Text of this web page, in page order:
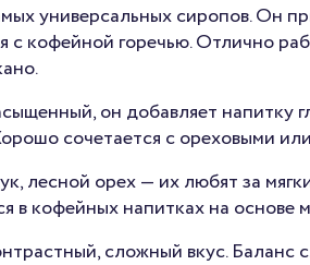
универсальных сиропов. Он
с кофейной горечью. Отлично
он добавляет напитку
сочетается с ореховыми
лесной орех — их любят за
в кофейных напитках на основе
сложный вкус. Баланс